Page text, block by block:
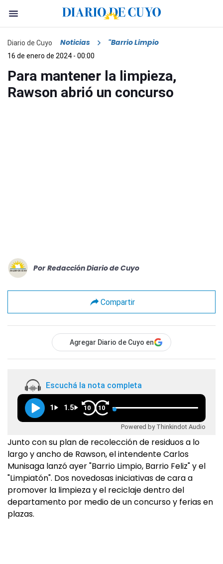
Diario de Cuyo Noticias "Barrio Limpio
16 de enero de 2024 - 00:00
Para mantener la limpieza,
Rawson abrió un concurso
Por Redacción Diario de Cuyo
Compartir
Agregar Diario de Cuyo en
Escuchá la nota completa
1 1.5 10 10
Powered by Thinkindot Audio
Junto con su plan de recolección de residuos a lo
largo y ancho de Rawson, el intendente Carlos
Munisaga lanzó ayer "Barrio Limpio, Barrio Feliz" y el
"Limpiatón". Dos novedosas iniciativas de cara a
promover la limpieza y el reciclaje dentro del
departamento por medio de un concurso y ferias en
plazas.